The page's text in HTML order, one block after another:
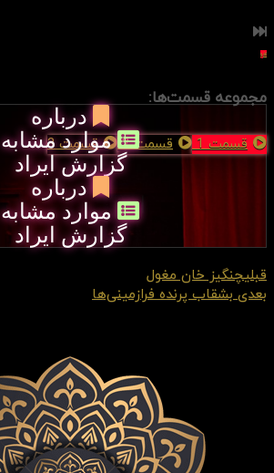
لغو
مجموعه قسمت‌ها:
قسمت 1 قسمت 2 قسمت 3
درباره
موارد مشابه
گزارش ایراد
درباره
موارد مشابه
گزارش ایراد
قبلیچنگیز خان مغول
بعدیبشقاب پرنده فرازمینی‌ها